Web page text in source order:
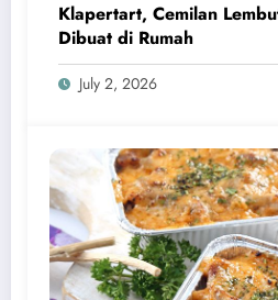
Klapertart, Cemilan
Dibuat di Rumah
July 2, 2026